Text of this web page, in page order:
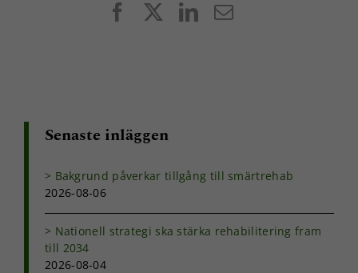
FacebookLinkedIn
E-
Senaste inläggen
Bakgrund påverkar tillgång till smärtrehab
2026-08-06
Nationell strategi ska stärka rehabilitering fram
till 2034
2026-08-04